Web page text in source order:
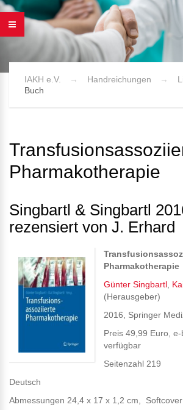
IAKH e.V. Handreichungen
Buch
Pharmakotherapie
Singbartl & Singbartl
rezensiert von J. Erhard
Pharmakotherapie
Günter Singbartl,
(Herausgeber)
2016, Springer
Preis 49,99 Euro,
verfügbar
Seitenzahl 219
Deutsch
Abmessungen 24,4 x 17 x 1,2 cm, Softcover